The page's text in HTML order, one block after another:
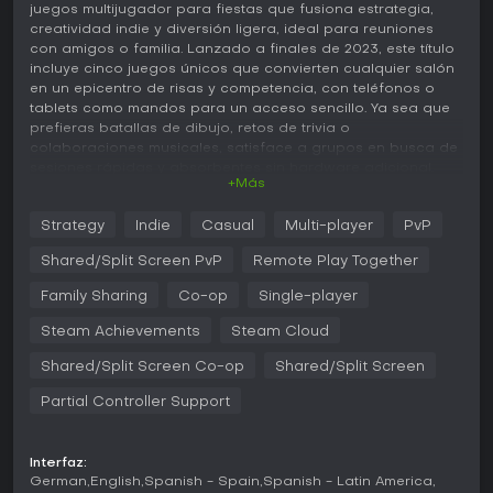
juegos multijugador para fiestas que fusiona estrategia,
creatividad indie y diversión ligera, ideal para reuniones
con amigos o familia. Lanzado a finales de 2023, este título
incluye cinco juegos únicos que convierten cualquier salón
en un epicentro de risas y competencia, con teléfonos o
tablets como mandos para un acceso sencillo. Ya sea que
prefieras batallas de dibujo, retos de trivia o
colaboraciones musicales, satisface a grupos en busca de
En esencia, la jugabilidad gira en torno a la interacción
social y la creatividad, con cada juego invitando a los
tiempo real. Las partidas arrancan ingresando un código
hasta nueve jugadores directamente mientras miles más
mecánicas cambian según el juego, pero priorizan el
pensamiento rápido, el trabajo en equipo y el humor,
generando resultados impredecibles y hilarantes. Parches
Los elementos de estrategia resaltan en las decisiones y
+Más
Strategy Indie Casual Multi-player PvP
Shared/Split Screen PvP Remote Play Together
Family Sharing Co-op Single-player
Steam Achievements Steam Cloud
Shared/Split Screen Co-op Shared/Split Screen
Partial Controller Support
Interfaz:
German English Spanish - Spain Spanish - Latin America